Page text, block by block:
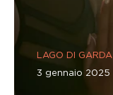
LAGO DI GARDA
3 gennaio 2025